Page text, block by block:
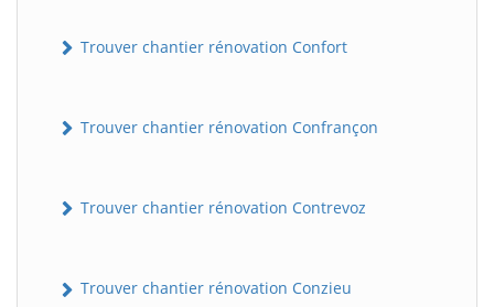
Trouver chantier rénovation Confort
Trouver chantier rénovation Confrançon
Trouver chantier rénovation Contrevoz
Trouver chantier rénovation Conzieu
BatiWebPro